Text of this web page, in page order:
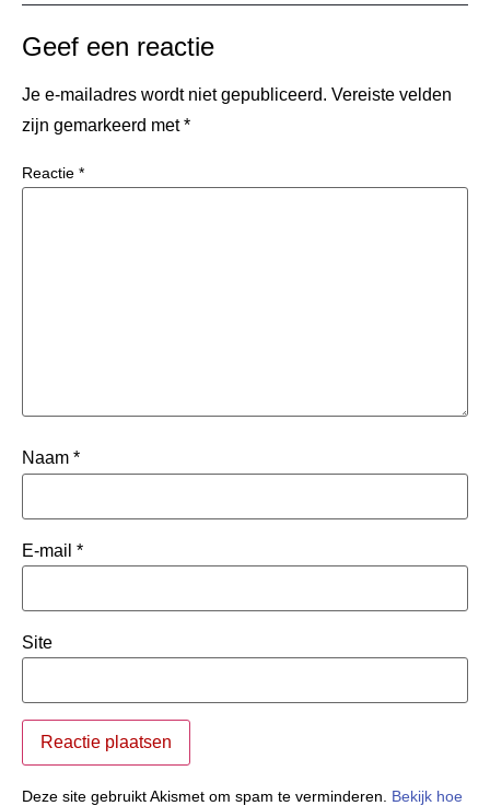
Geef een reactie
Je e-mailadres wordt niet gepubliceerd. Vereiste velden
zijn gemarkeerd met*
Reactie *
Naam *
E-mail *
Site
Deze site gebruikt Akismet om spam te verminderen. Bekijk hoe